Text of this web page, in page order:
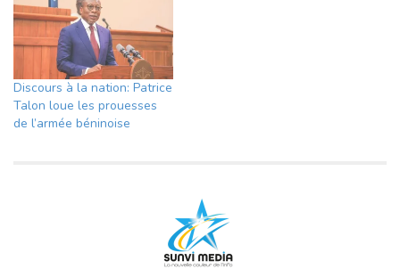
Discours à la nation: Patrice
Talon loue les prouesses
de l’armée béninoise